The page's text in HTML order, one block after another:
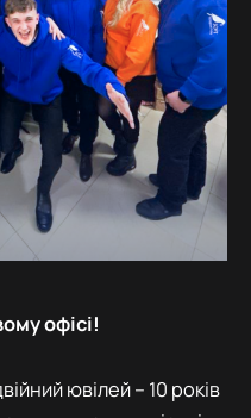
офісі!
ювілей – 10 років